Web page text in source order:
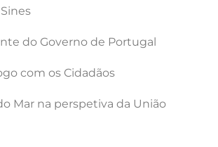
do Governo de Portugal
com os Cidadãos
Mar na perspetiva da União